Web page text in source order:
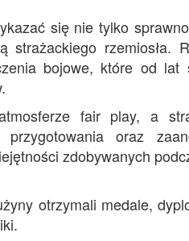
się nie tylko
strażackiego rzemiosła.
bojowe, które od lat
fair play, a
oraz
zdobywanych
otrzymali medale,